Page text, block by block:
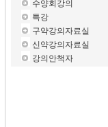
수양회강의
특강
구약강의자료실
신약강의자료실
강의안책자